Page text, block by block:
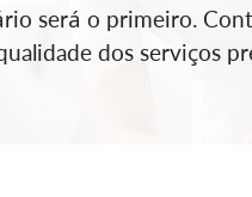
será o primeiro.
dos serviços